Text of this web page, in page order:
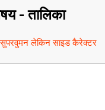
- तालिका
सुपरवुमन लेकिन साइड कैरेक्टर